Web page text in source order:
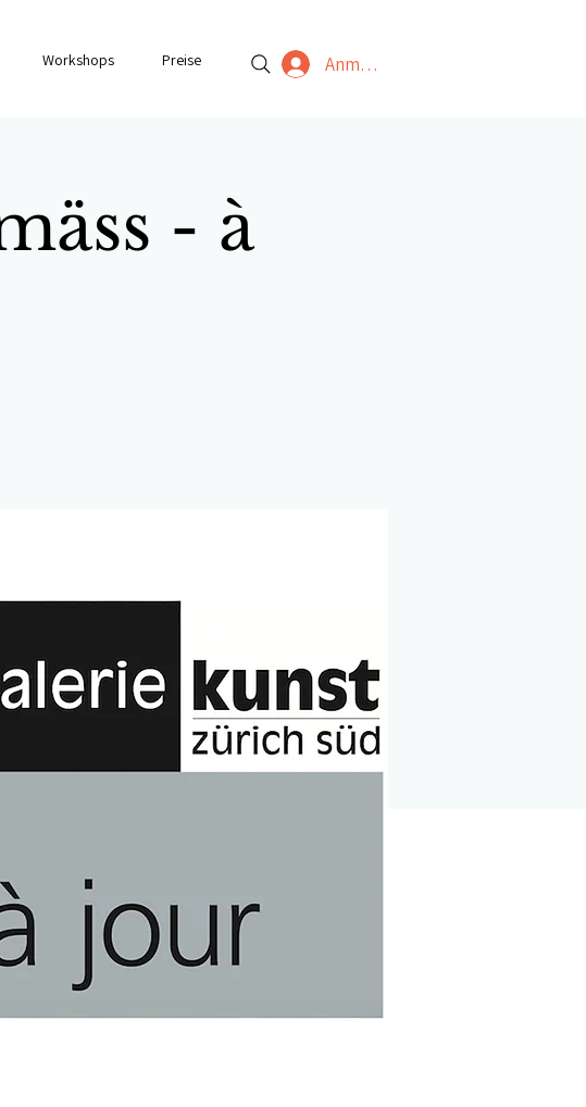
Workshops Preise Anmelden
- à